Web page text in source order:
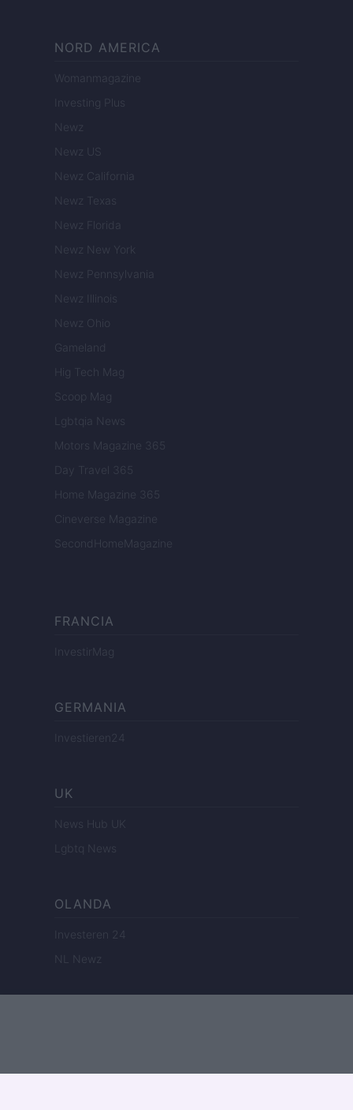
NORD AMERICA
Womanmagazine
Investing Plus
Newz
Newz US
Newz California
Newz Texas
Newz Florida
Newz New York
Newz Pennsylvania
Newz Illinois
Newz Ohio
Gameland
Hig Tech Mag
Scoop Mag
Lgbtqia News
Motors Magazine 365
Day Travel 365
Home Magazine 365
Cineverse Magazine
SecondHomeMagazine
FRANCIA
InvestirMag
GERMANIA
Investieren24
UK
News Hub UK
Lgbtq News
OLANDA
Investeren 24
NL Newz